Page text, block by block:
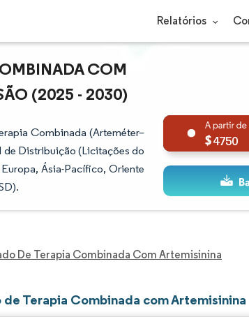
Relatórios
COM
(2025 - 2030)
Combinada (Arteméter–
de Distribuição (Licitações do
Ásia-Pacífico, Oriente
4750
De Terapia Combinada Com Artemisinina
Terapia Combinada com Artemisinina